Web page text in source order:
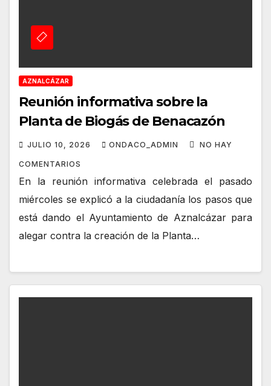
AZNALCÁZAR
Reunión informativa sobre la
Planta de Biogás de Benacazón
JULIO 10, 2026 ONDACO_ADMIN NO HAY
COMENTARIOS
En la reunión informativa celebrada el pasado
miércoles se explicó a la ciudadanía los pasos que
está dando el Ayuntamiento de Aznalcázar para
alegar contra la creación de la Planta…